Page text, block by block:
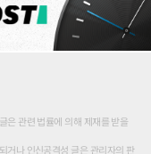
은 관련 법률에 의해 제재를 받을
거나 인신공격성 글은 관리자의 판